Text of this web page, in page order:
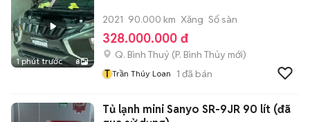
1 phút trước 8
2021 90.000 km Xăng Số sàn
328.000.000 đ
Q. Bình Thuỷ (P. Bình Thủy mới)
T Trần Thúy Loan 1 đã bán
Tủ lạnh mini Sanyo SR-9JR 90 lít (đã